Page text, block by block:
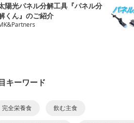
陽光パネル分解工具『パネル分
くん』のご紹介
キーワード
完全栄養食 飲む主食